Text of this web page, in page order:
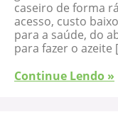
caseiro de forma
acesso, custo
para a saúde, do
para fazer o azeite
Continue Lendo »